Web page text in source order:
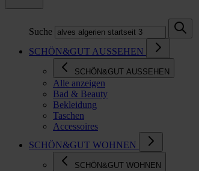
Suche
SCHÖN&GUT AUSSEHEN
SCHÖN&GUT AUSSEHEN
Alle anzeigen
Bad & Beauty
Bekleidung
Taschen
Accessoires
SCHÖN&GUT WOHNEN
SCHÖN&GUT WOHNEN